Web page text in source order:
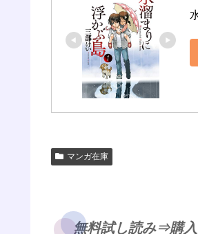
マンガ在庫
無料試し読み⇒購